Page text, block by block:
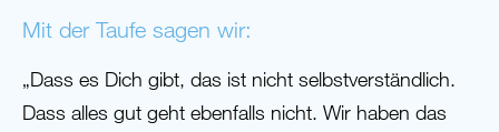
Mit der Taufe sagen wir:
„Dass es Dich gibt, das ist nicht selbstverständlich.
Dass alles gut geht ebenfalls nicht. Wir haben das